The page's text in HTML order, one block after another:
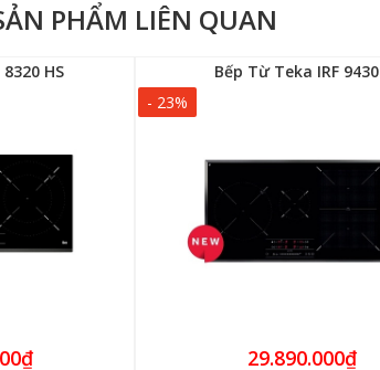
PHẨM LIÊN QUAN
HS
Bếp Từ Teka IRF 9430
- 23%
29.890.000₫